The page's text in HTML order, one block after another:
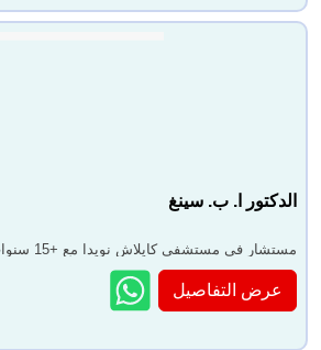
الدكتور ا. ب. سينغ
مستشار في مستشفى كايلاش نويدا مع +15 سنوات من الخبرة
عرض التفاصيل